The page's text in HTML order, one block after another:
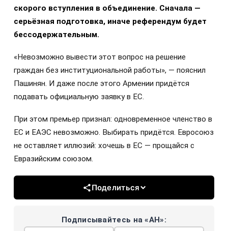
скорого вступления в объединение. Сначала —
серьёзная подготовка, иначе референдум будет
бессодержательным.
«Невозможно вывести этот вопрос на решение
граждан без институциональной работы», — пояснил
Пашинян. И даже после этого Армении придётся
подавать официальную заявку в ЕС.
При этом премьер признал: одновременное членство в
ЕС и ЕАЭС невозможно. Выбирать придётся. Евросоюз
не оставляет иллюзий: хочешь в ЕС — прощайся с
Евразийским союзом.
Поделиться
Подписывайтесь на «АН»: